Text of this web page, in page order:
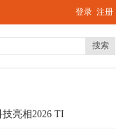
登录 注册
搜索
亮相2026 TI